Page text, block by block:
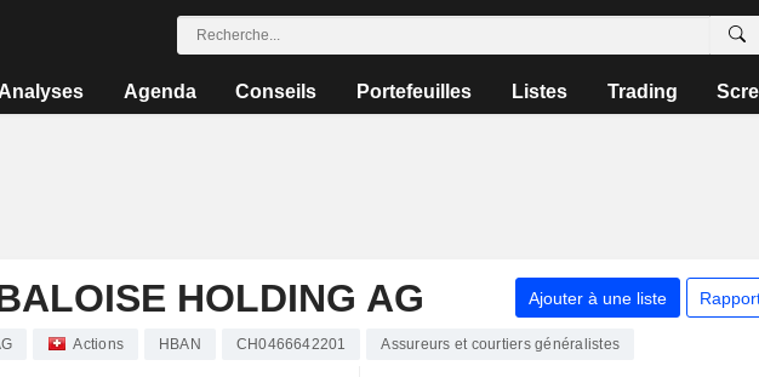
Analyses Agenda Conseils Portefeuilles Listes Trading
HOLDING AG Ajouter à une liste
Actions HBAN CH0466642201 Assureurs et courtiers généralistes